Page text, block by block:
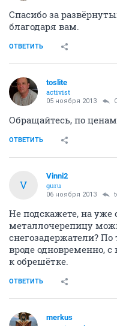
Спасибо за
благодаря вам.
ОТВЕТИТЬ
toslite
activist
05 ноября 2013
Обращайтесь, по
ОТВЕТИТЬ
V
Vinni2
guru
06 ноября 2013
Не подскажете, на
металлочерепицу
снегозадержатели?
вроде одновременно,
к обрешётке.
ОТВЕТИТЬ
merkus